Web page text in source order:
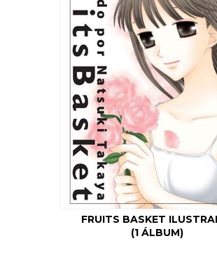
FRUITS BASKET
(1 ÁLBUM)